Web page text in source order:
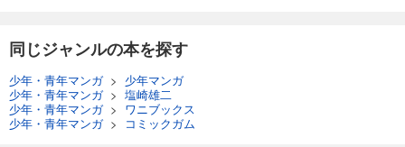
同じジャンルの本を探す
少年・青年マンガ> 少年マンガ
少年・青年マンガ> 塩崎雄二
少年・青年マンガ> ワニブックス
少年・青年マンガ> コミックガム